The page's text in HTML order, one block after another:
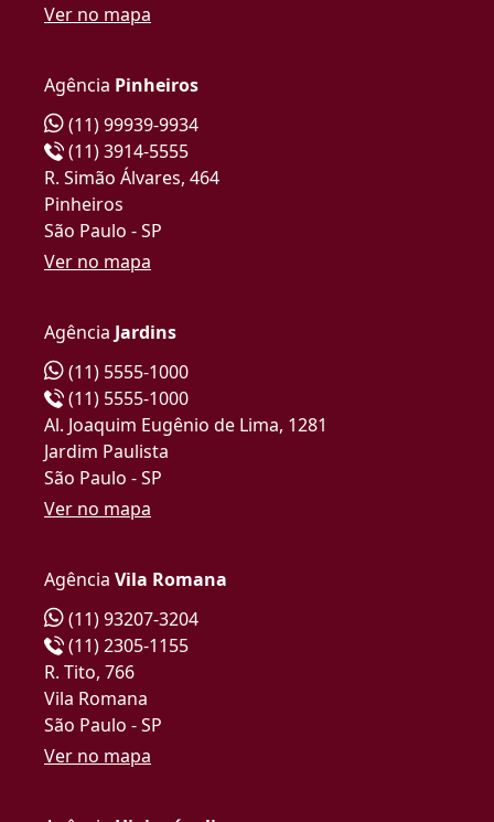
Ver no mapa
Agência Pinheiros
(11) 99939-9934
(11) 3914-5555
R. Simão Álvares, 464
Pinheiros
São Paulo - SP
Ver no mapa
Agência Jardins
(11) 5555-1000
(11) 5555-1000
Al. Joaquim Eugênio de Lima, 1281
Jardim Paulista
São Paulo - SP
Ver no mapa
Agência Vila Romana
(11) 93207-3204
(11) 2305-1155
R. Tito, 766
Vila Romana
São Paulo - SP
Ver no mapa